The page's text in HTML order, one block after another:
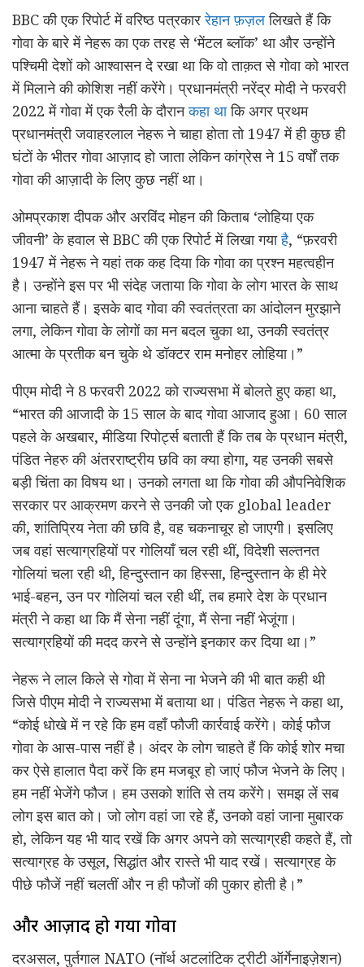
BBC की एक रिपोर्ट में वरिष्ठ पत्रकाररेहान फ़ज़ललिखते हैं कि
गोवा के बारे में नेहरू का एक तरह से ‘मेंटल ब्लॉक’ था और उन्होंने
पश्चिमी देशों को आश्वासन दे रखा था कि वो ताक़त से गोवा को भारत
में मिलाने की कोशिश नहीं करेंगे। प्रधानमंत्री नरेंद्र मोदी ने फरवरी
2022 में गोवा में एक रैली के दौरानकहा थाकि अगर प्रथम
प्रधानमंत्री जवाहरलाल नेहरू ने चाहा होता तो 1947 में ही कुछ ही
घंटों के भीतर गोवा आज़ाद हो जाता लेकिन कांग्रेस ने 15 वर्षों तक
गोवा की आज़ादी के लिए कुछ नहीं था।
ओमप्रकाश दीपक और अरविंद मोहन की किताब ‘लोहिया एक
जीवनी’ के हवाल से BBC की एक रिपोर्ट में लिखा गयाहै, “फ़रवरी
1947 में नेहरू ने यहां तक कह दिया कि गोवा का प्रश्न महत्वहीन
है। उन्होंने इस पर भी संदेह जताया कि गोवा के लोग भारत के साथ
आना चाहते हैं। इसके बाद गोवा की स्वतंत्रता का आंदोलन मुरझाने
लगा, लेकिन गोवा के लोगों का मन बदल चुका था, उनकी स्वतंत्र
आत्मा के प्रतीक बन चुके थे डॉक्टर राम मनोहर लोहिया।”
पीएम मोदी ने 8 फरवरी 2022 को राज्यसभा में बोलते हुए कहा था,
“भारत की आजादी के 15 साल के बाद गोवा आजाद हुआ। 60 साल
पहले के अखबार, मीडिया रिपोर्ट्स बताती हैं कि तब के प्रधान मंत्री,
पंडित नेहरु की अंतरराष्ट्रीय छवि का क्या होगा, यह उनकी सबसे
बड़ी चिंता का विषय था। उनको लगता था कि गोवा की औपनिवेशिक
सरकार पर आक्रमण करने से उनकी जो एक global leader
की, शांतिप्रिय नेता की छवि है, वह चकनाचूर हो जाएगी। इसलिए
जब वहां सत्याग्रहियों पर गोलियाँ चल रही थीं, विदेशी सल्तनत
गोलियां चला रही थी, हिन्दुस्तान का हिस्सा, हिन्दुस्तान के ही मेरे
भाई-बहन, उन पर गोलियां चल रही थीं, तब हमारे देश के प्रधान
मंत्री ने कहा था कि मैं सेना नहीं दूंगा, मैं सेना नहीं भेजूंगा।
सत्याग्रहियों की मदद करने से उन्होंने इनकार कर दिया था।”
नेहरू ने लाल किले से गोवा में सेना ना भेजने की भी बात कही थी
जिसे पीएम मोदी ने राज्यसभा में बताया था। पंडित नेहरू ने कहा था,
“कोई धोखे में न रहे कि हम वहाँ फौजी कार्रवाई करेंगे। कोई फौज
गोवा के आस-पास नहीं है। अंदर के लोग चाहते हैं कि कोई शोर मचा
कर ऐसे हालात पैदा करें कि हम मजबूर हो जाएं फौज भेजने के लिए।
हम नहीं भेजेंगे फौज। हम उसको शांति से तय करेंगे। समझ लें सब
लोग इस बात को। जो लोग वहां जा रहे हैं, उनको वहां जाना मुबारक
हो, लेकिन यह भी याद रखें कि अगर अपने को सत्याग्रही कहते हैं, तो
सत्याग्रह के उसूल, सिद्धांत और रास्ते भी याद रखें। सत्याग्रह के
पीछे फौजें नहीं चलतीं और न ही फौजों की पुकार होती है।”
और आज़ाद हो गया गोवा
दरअसल, पुर्तगाल NATO (नॉर्थ अटलांटिक ट्रीटी ऑर्गेनाइज़ेशन)